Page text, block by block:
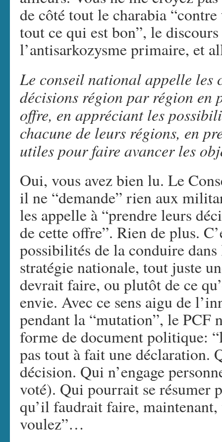
de côté tout le charabia
tout ce qui est bon”, le
l’antisarkozysme primaire, et
Le conseil national appelle les
décisions région par région en
offre, en appréciant les
chacune de leurs régions, en
utiles pour faire avancer les
Oui, vous avez bien lu. Le
il ne “demande” rien aux
les appelle à “prendre leurs
de cette offre”. Rien de plus.
possibilités de la conduire
stratégie nationale, tout juste
devrait faire, ou plutôt de ce
envie. Avec ce sens aigu de
pendant la “mutation”, le PCF
forme de document politique:
pas tout à fait une déclaration.
décision. Qui n’engage
voté). Qui pourrait se résumer
qu’il faudrait faire, maintenant,
voulez”…